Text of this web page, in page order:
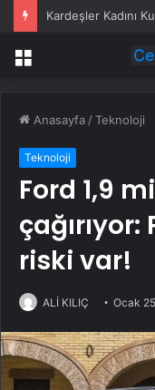
Kardeşler Kadını
Menü
Anasayfa /Teknoloji
Teknoloji
Ford 1,9
çağırıyor:
riski var!
ALİ KILIÇ Ocak